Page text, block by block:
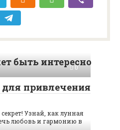
быть интересно
0
привлечения
Узнай, как лунная
любовь и гармонию в